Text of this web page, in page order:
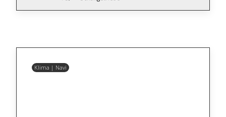
Klima | Navi